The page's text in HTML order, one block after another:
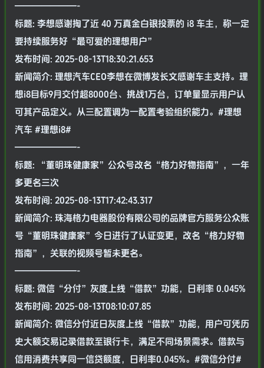
———————-
标题: 李想感谢掏了近 40 万真金白银投票的 i8 车主，称一定
要持续服务好“最可爱的理想用户”
发布时间: 2025-08-13T18:30:21.653
新闻简介: 理想汽车CEO李想在微博发长文感谢车主支持。理
想i8目标9月交付超8000台、挑战1万台，订单量显示用户认
可其产品定义。从三配置调为一配置考验组织能力。#理想
汽车 #理想i8#
———————-
标题: “董明珠健康家”公众号改名“格力好物指南”，一年
多更名三次
发布时间: 2025-08-13T17:42:43.317
新闻简介: 珠海格力电器股份有限公司的品牌官方服务公众账
号“董明珠健康家”今日进行了认证变更，改名“格力好物
指南”，关联的视频号暂未更名。
———————-
标题: 微信“分付”灰度上线“借款”功能，日利率 0.045%
发布时间: 2025-08-13T08:10:07.85
新闻简介: 微信分付近日灰度上线“借款”功能，用户可凭历
史大额交易记录借款至银行卡，满足不同场景需求。借款与
信用消费共享同一信贷额度，日利率0.045%。#微信分付#